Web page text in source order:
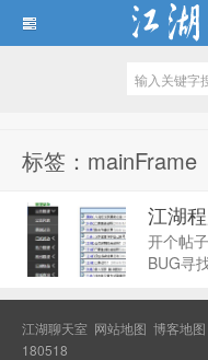
标签：mainFrame
江湖
开个帖
BUG寻
加名单
言人的
江湖聊天室 网站地图 博客地图
180518